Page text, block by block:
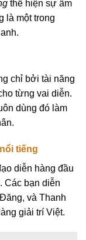
thể hiện sự ấm
là một trong
chỉ bởi tài năng
từng vai diễn.
dùng đó làm
tiếng
diễn hàng đầu
Các bạn diễn
và Thanh
giải trí Việt.